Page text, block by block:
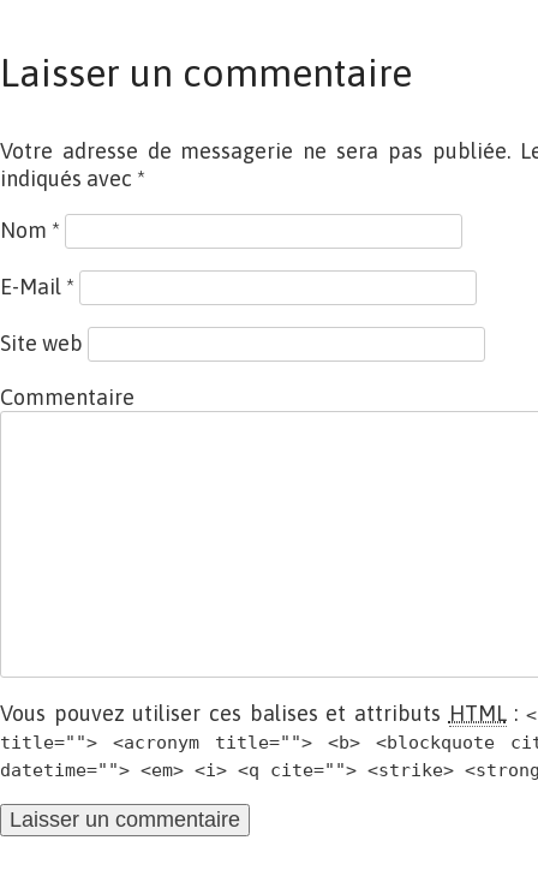
Laisser un commentaire
Votre adresse de messagerie ne sera pas publiée.
indiqués avec *
Nom *
E-Mail *
Site web
Commentaire
Vous pouvez utiliser ces balises et attributs HTML:
title=""> <acronym title=""> <b> <blockquote
datetime=""> <em> <i> <q cite=""> <strike>